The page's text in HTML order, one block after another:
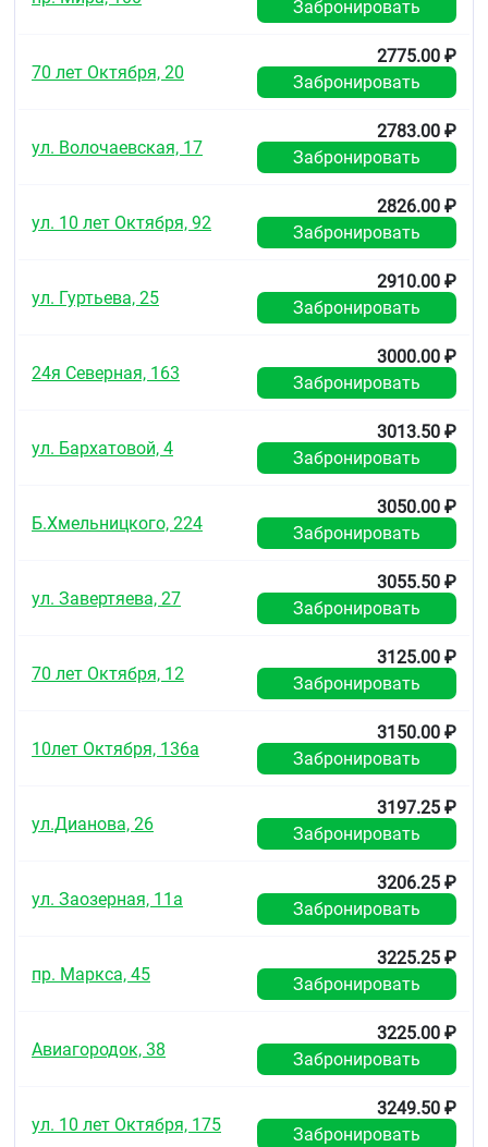
Забронировать
70 лет Октября, 20
2775.00 ₽
Забронировать
ул. Волочаевская, 17
2783.00 ₽
Забронировать
ул. 10 лет Октября, 92
2826.00 ₽
Забронировать
ул. Гуртьева, 25
2910.00 ₽
Забронировать
24я Северная, 163
3000.00 ₽
Забронировать
ул. Бархатовой, 4
3013.50 ₽
Забронировать
Б.Хмельницкого, 224
3050.00 ₽
Забронировать
ул. Завертяева, 27
3055.50 ₽
Забронировать
70 лет Октября, 12
3125.00 ₽
Забронировать
10лет Октября, 136а
3150.00 ₽
Забронировать
ул.Дианова, 26
3197.25 ₽
Забронировать
ул. Заозерная, 11а
3206.25 ₽
Забронировать
пр. Маркса, 45
3225.25 ₽
Забронировать
Авиагородок, 38
3225.00 ₽
Забронировать
ул. 10 лет Октября, 175
3249.50 ₽
Забронировать